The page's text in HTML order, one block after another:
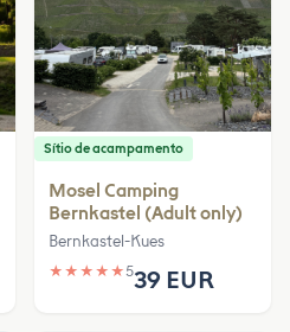
Sítio de acampamento
Mosel Camping
Bernkastel (Adult only)
Bernkastel-Kues
★ ★ ★ ★ ★539 EUR